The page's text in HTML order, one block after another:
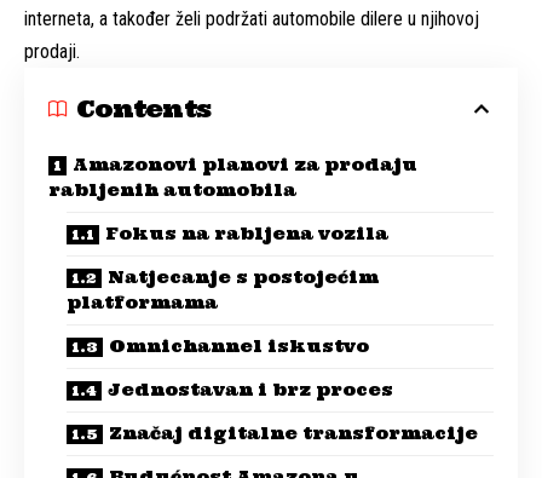
interneta, a također želi podržati automobile dilere u njihovoj
prodaji.
Contents
Amazonovi planovi za prodaju
rabljenih automobila
Fokus na rabljena vozila
Natjecanje s postojećim
platformama
Omnichannel iskustvo
Jednostavan i brz proces
Značaj digitalne transformacije